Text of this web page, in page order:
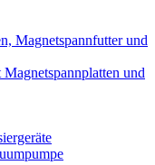
Magnetspannfutter und
und